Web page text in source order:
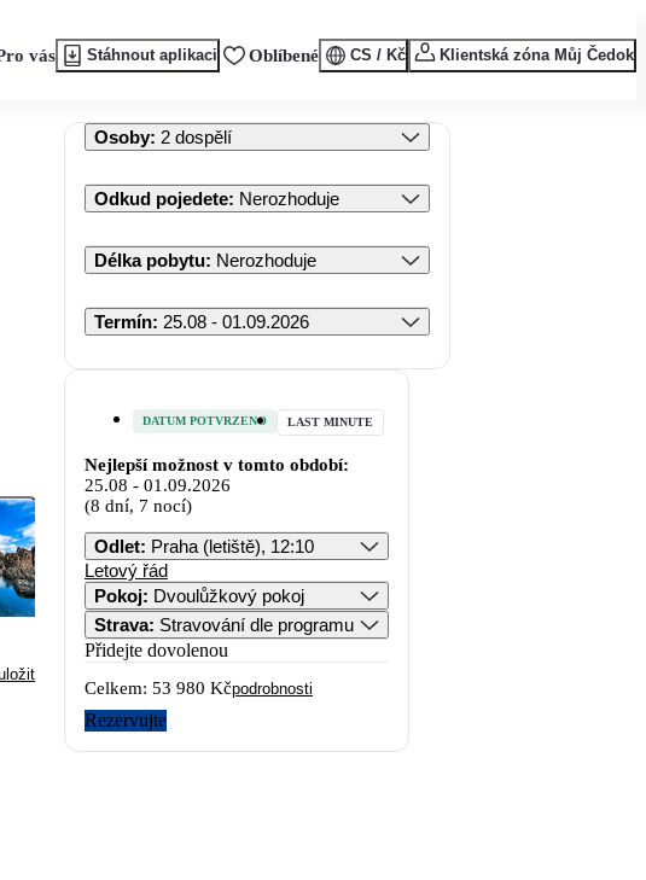
vás Stáhnout aplikaci Oblíbené CS / Kč Klientská zóna Můj Čedok
Osoby: 2 dospělí
Odkud pojedete: Nerozhoduje
Délka pobytu: Nerozhoduje
Termín: 25.08 - 01.09.2026
DATUM POTVRZENO LAST MINUTE
Nejlepší možnost v tomto období:
25.08 - 01.09.2026
(8 dní, 7 nocí)
Odlet: Praha (letiště), 12:10
Letový řád
Pokoj: Dvoulůžkový pokoj
Strava: Stravování dle programu
Přidejte dovolenou
Celkem: 53 980 Kčpodrobnosti
Rezervujte